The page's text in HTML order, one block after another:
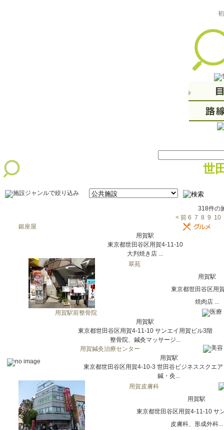
世
318件の
< 前 6 7 8 9 10
銀座屋
用賀駅
東京都世田谷区用賀4-11-10
大判焼き店 ...
翠苑
用賀駅
東京都世田谷区用
焼肉店 ...
用賀駅前整骨院
用賀駅
東京都世田谷区用賀4-11-10 サンエイ用賀ビル3階
整骨院、鍼灸マッサージ...
用賀鍼灸治療センター
用賀駅
東京都世田谷区用賀4-10-3 世田谷ビジネススクエ
鍼・灸...
用賀皮膚科
用賀駅
東京都世田谷区用賀4-11-10 サ
皮膚科、形成外科...